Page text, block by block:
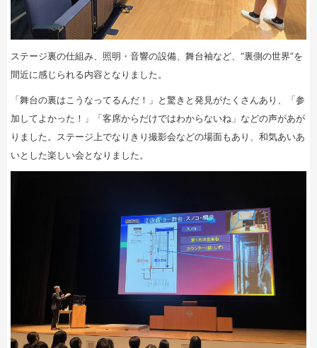
ステージ裏の仕組み、照明・音響の設備、舞台袖など、“裏側の世界”を
間近に感じられる内容となりました。
「舞台の裏はこうなってるんだ！」と驚きと発見がたくさんあり、「参
加してよかった！」「客席からだけではわからないね」などの声があが
りました。ステージ上でなりきり撮影会などの場面もあり、和気あいあ
いとした楽しい会となりました。